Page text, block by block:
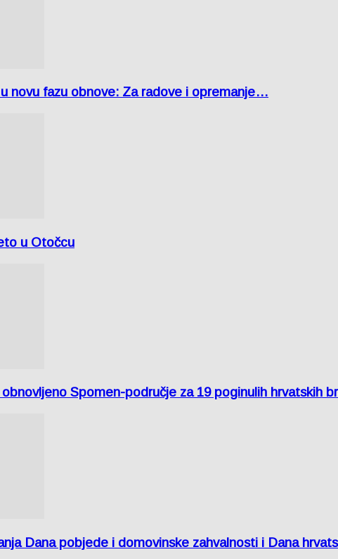
novu fazu obnove: Za radove i opremanje…
u Otočcu
Spomen-područje za 19 poginulih hrvatskih
Dana pobjede i domovinske zahvalnosti i Dana